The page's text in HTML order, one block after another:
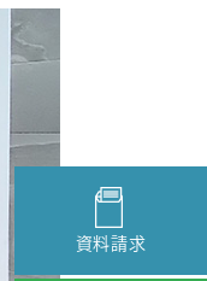
資料請求